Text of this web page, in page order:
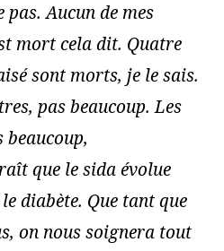
pas. Aucun de mes
mort cela dit. Quatre
sont morts, je le sais.
pas beaucoup. Les
beaucoup,
que le sida évolue
diabète. Que tant que
on nous soignera tout